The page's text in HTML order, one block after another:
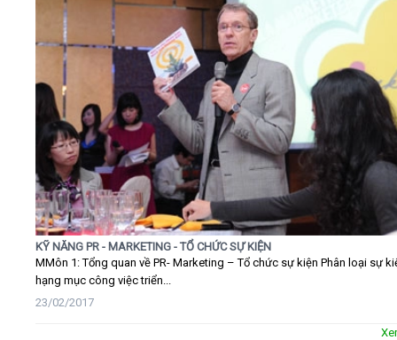
KỸ NĂNG PR - MARKETING - TỔ CHỨC SỰ KIỆN
MMôn 1: Tổng quan về PR- Marketing – Tổ chức sự kiện Phân loại sự
hạng mục công việc triển...
23/02/2017